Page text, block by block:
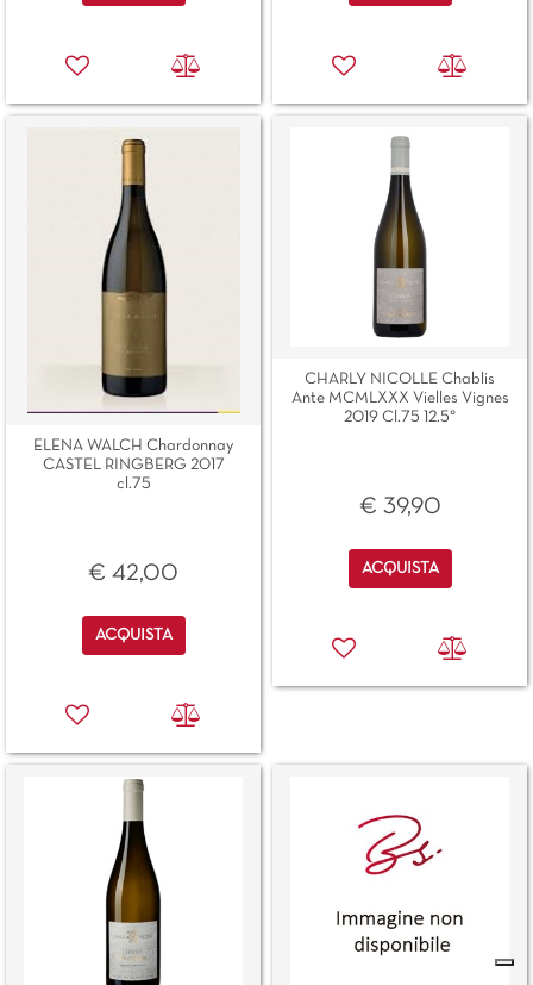
ELENA WALCH Chardonnay
CASTEL RINGBERG 2017
cl.75
€ 42,00
Quantità
ACQUISTA
CHARLY NICOLLE Chablis
Ante MCMLXXX Vielles Vignes
2019 Cl.75 12.5°
€ 39,90
Quantità
ACQUISTA